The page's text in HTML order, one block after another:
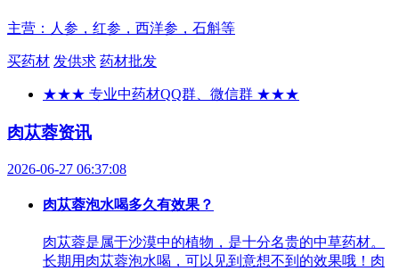
主营：人参，红参，西洋参，石斛等
买药材 发供求 药材批发
★★★ 专业中药材QQ群、微信群 ★★★
肉苁蓉资讯
2026-06-27 06:37:08
肉苁蓉泡水喝多久有效果？
肉苁蓉是属于沙漠中的植物，是十分名贵的中草药材。
长期用肉苁蓉泡水喝，可以见到意想不到的效果哦！肉